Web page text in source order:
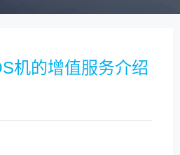
机的增值服务介绍